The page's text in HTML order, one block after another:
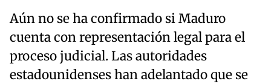
Aún no se ha confirmado si Maduro
cuenta con representación legal para el
proceso judicial. Las autoridades
estadounidenses han adelantado que se